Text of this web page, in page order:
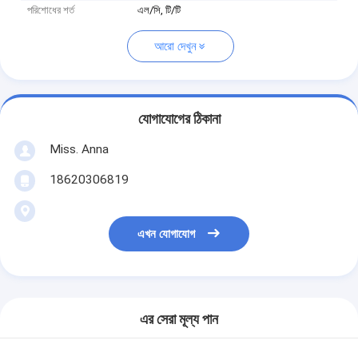
পরিশোধের শর্ত
এল/সি, টি/টি
আরো দেখুন
যোগাযোগের ঠিকানা
Miss. Anna
18620306819
এখন যোগাযোগ
এর সেরা মূল্য পান